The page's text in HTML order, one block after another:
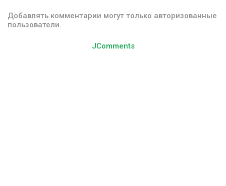
Добавлять комментарии могут только авторизованные
пользователи.
JComments